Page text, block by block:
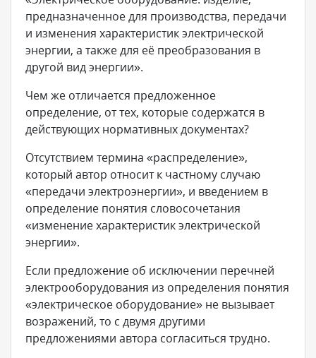
предназначенное для производства, передачи
и изменения характеристик электрической
энергии, а также для её преобразования в
другой вид энергии».
Чем же отличается предложенное
определение, от тех, которые содержатся в
действующих нормативных документах?
Отсутствием термина «распределение»,
который автор относит к частному случаю
«передачи электроэнергии», и введением в
определение понятия словосочетания
«изменение характеристик электрической
энергии».
Если предложение об исключении перечней
электрооборудования из определения понятия
«электрическое оборудование» не вызывает
возражений, то с двумя другими
предложениями автора согласиться трудно.